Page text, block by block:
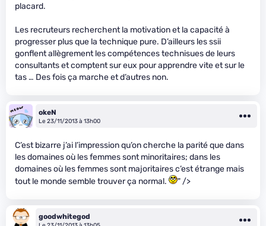
placard.
Les recruteurs recherchent la motivation et la capacité à
progresser plus que la technique pure. D’ailleurs les ssii
gonflent allègrement les compétences technisues de leurs
consultants et comptent sur eux pour apprendre vite et sur le
tas … Des fois ça marche et d’autres non.
okeN
Le 23/11/2013 à 13h00
C’est bizarre j’ai l’impression qu’on cherche la parité que dans
les domaines où les femmes sont minoritaires; dans les
domaines où les femmes sont majoritaires c’est étrange mais
tout le monde semble trouver ça normal.
" />
goodwhitegod